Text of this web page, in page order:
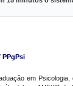
PPgPsi
em